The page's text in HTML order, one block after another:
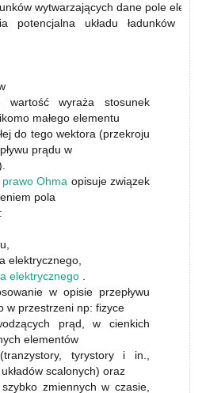
wytwarzających dane pole
potencjalna układu ładunków
wartość wyraża stosunek
małego elementu
do tego wektora (przekroju
prądu w
prawo Ohma opisuje związek
pola
elektrycznego,
elektrycznego
w opisie przepływu
w przestrzeni np: fizyce
prąd, w cienkich
elementów
tyrystory i in.,
scalonych) oraz
zmiennych w czasie,